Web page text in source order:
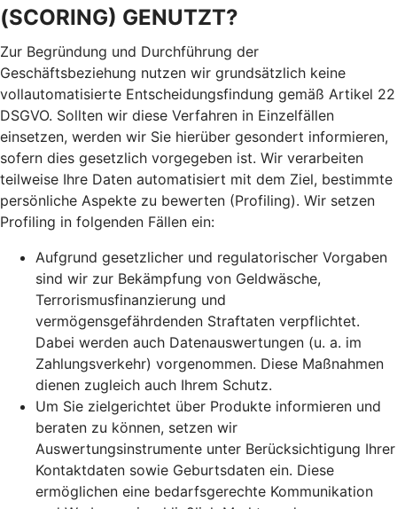
(SCORING) GENUTZT?
Zur Begründung und Durchführung der
Geschäftsbeziehung nutzen wir grundsätzlich keine
vollautomatisierte Entscheidungsfindung gemäß Artikel 22
DSGVO. Sollten wir diese Verfahren in Einzelfällen
einsetzen, werden wir Sie hierüber gesondert informieren,
sofern dies gesetzlich vorgegeben ist. Wir verarbeiten
teilweise Ihre Daten automatisiert mit dem Ziel, bestimmte
persönliche Aspekte zu bewerten (Profiling). Wir setzen
Profiling in folgenden Fällen ein:
Aufgrund gesetzlicher und regulatorischer Vorgaben
sind wir zur Bekämpfung von Geldwäsche,
Terrorismusfinanzierung und
vermögensgefährdenden Straftaten verpflichtet.
Dabei werden auch Datenauswertungen (u. a. im
Zahlungsverkehr) vorgenommen. Diese Maßnahmen
dienen zugleich auch Ihrem Schutz.
Um Sie zielgerichtet über Produkte informieren und
beraten zu können, setzen wir
Auswertungsinstrumente unter Berücksichtigung Ihrer
Kontaktdaten sowie Geburtsdaten ein. Diese
ermöglichen eine bedarfsgerechte Kommunikation